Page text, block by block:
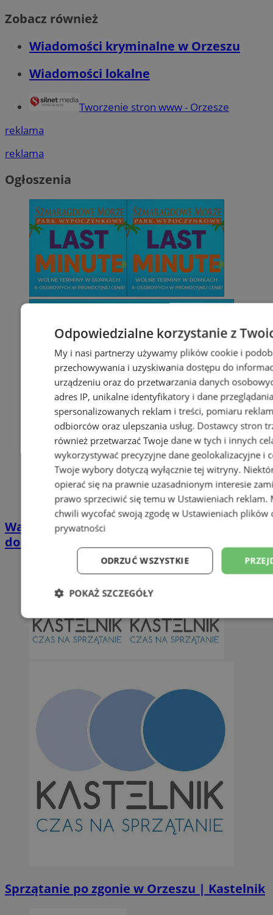
Zobacz również
Wiadomości kryminalne w Orzeszu
Wiadomości lokalne
Tworzenie stron www - Orzesze
reklama
reklama
Ogłoszenia
Wakacyjny wypoczynek nad Bałtykiem w
domkach Szmaragdowe Morze
Sprzątanie po zgonie w Orzeszu | Kastelnik
Odpowiedzialne korzystanie z
My i nasi partnerzy używamy plików cookie i
przechowywania i uzyskiwania dostępu do
urządzeniu oraz do przetwarzania danych
adres IP, unikalne identyfikatory i dane
spersonalizowanych reklam i treści, pomiaru
odbiorców oraz ulepszania usług. Dostawcy stron
również przetwarzać Twoje dane w tych i innych
wykorzystywać precyzyjne dane geolokalizacyjne i
Twoje wybory dotyczą wyłącznie tej witryny.
opierać się na prawnie uzasadnionym interesie
prawo sprzeciwić się temu w Ustawieniach reklam.
chwili wycofać swoją zgodę w Ustawieniach plików
prywatności
ODRZUĆ WSZYSTKIE
POKAŻ SZCZEGÓŁY
Niezbędne Wydajność
Niezbędne Wydajność
takich jak logowanie użytkownika i zarządzanie kontem. Bez
można prawidłowo korzystać ze strony internetowej.
Nazwa
Domena